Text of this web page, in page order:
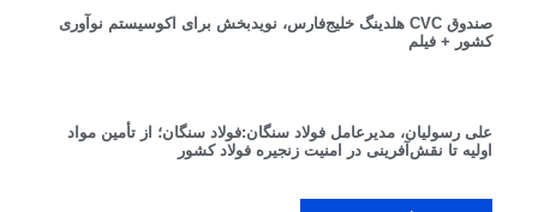
صندوق CVC هلدینگ خلیج‌فارس، نویدبخش برای اکوسیستم نوآوری
کشور + فیلم
علی رسولیان، مدیرعامل فولاد سنگان:فولاد سنگان؛ از تأمین مواد
اولیه تا نقش‌آفرینی در امنیت زنجیره فولاد کشور